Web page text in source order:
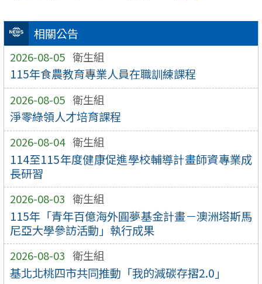
相關公告
2026-08-05 衛生組
115年食農教育專業人員在職訓練課程
2026-08-05 衛生組
淨零綠領人才培育課程
2026-08-04 衛生組
114至115年度健康促進學校輔導計畫師資專業成
長研習
2026-08-03 衛生組
115年「青年百億海外圓夢基金計畫－澳洲塔斯馬
尼亞大學參訪活動」執行成果
2026-08-03 衛生組
基北北桃四市共同推動「我的減碳存摺2.0」